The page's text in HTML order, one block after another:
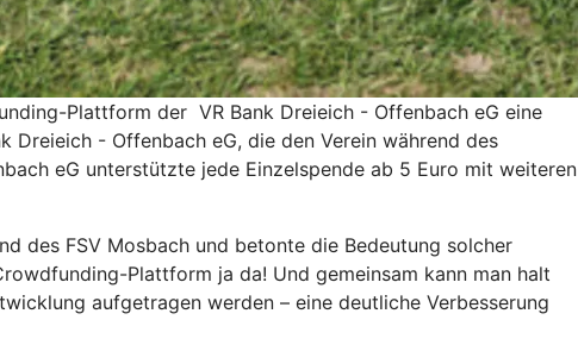
Plattform der VR Bank Dreieich - Offenbach eG eine
Dreieich - Offenbach eG, die den Verein während des
eG unterstützte jede Einzelspende ab 5 Euro mit weiteren
des FSV Mosbach und betonte die Bedeutung solcher
Plattform ja da! Und gemeinsam kann man halt
aufgetragen werden – eine deutliche Verbesserung